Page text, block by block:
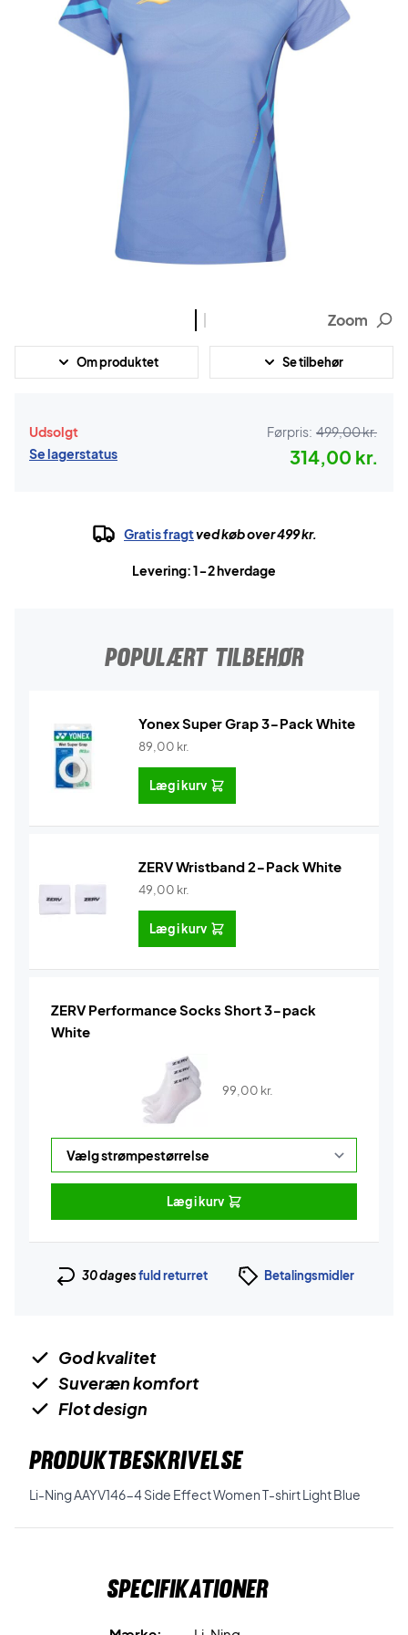
Zoom
Om produktet Se tilbehør
Udsolgt
Se lagerstatus
Førpris: 499,00 kr.
314,00 kr.
Gratis fragtved køb over 499 kr.
Levering: 1-2 hverdage
POPULÆRT TILBEHØR
Yonex Super Grap 3-Pack White
89,00 kr.
Læg i kurv
ZERV Wristband 2-Pack White
49,00 kr.
Læg i kurv
ZERV Performance Socks Short 3-pack
White
99,00 kr.
Læg i kurv
30 dagesfuld returret Betalingsmidler
God kvalitet
Suveræn komfort
Flot design
PRODUKTBESKRIVELSE
Li-Ning AAYV146-4 Side Effect Women T-shirt Light Blue
Specifikationer